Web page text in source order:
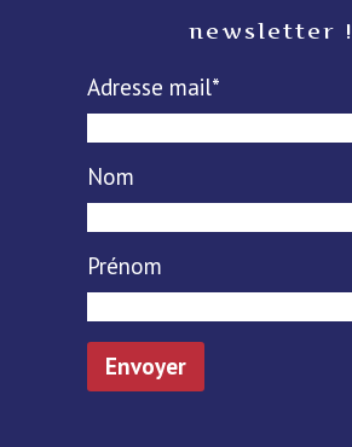
newsletter !
Adresse mail*
Nom
Prénom